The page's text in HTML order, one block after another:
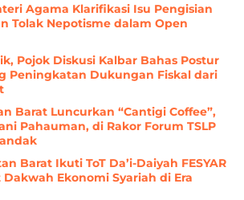
Agama Klarifikasi Isu Pengisian
Tolak Nepotisme dalam Open
Pojok Diskusi Kalbar Bahas Postur
Peningkatan Dukungan Fiskal dari
Barat Luncurkan “Cantigi Coffee”,
Pahauman, di Rakor Forum TSLP
Barat Ikuti ToT Da’i-Daiyah FESYAR
Dakwah Ekonomi Syariah di Era